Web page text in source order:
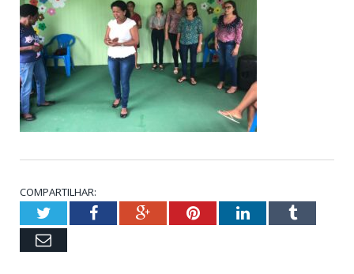
COMPARTILHAR:
TwitterFacebookGoogle+PinterestLinkedInTumblr
Email